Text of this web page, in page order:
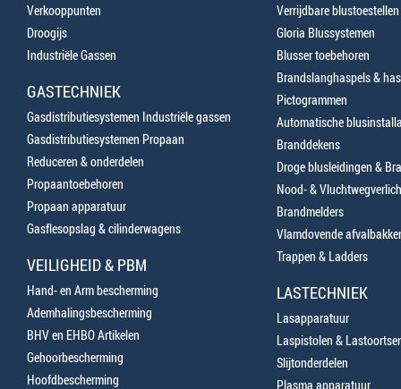
Verkooppunten
Droogijs
Industriële Gassen
GASTECHNIEK
Gasdistributiesystemen Industriële gassen
Gasdistributiesystemen Propaan
Reduceren & onderdelen
Propaantoebehoren
Propaan apparatuur
Gasflesopslag & cilinderwagens
VEILIGHEID & PBM
Hand- en Arm bescherming
Ademhalingsbescherming
BHV en EHBO Artikelen
Gehoorbescherming
Hoofdbescherming
Verrijdbare blustoestellen
Gloria Blussystemen
Blusser toebehoren
Brandslanghaspels &
Pictogrammen
Automatische
Branddekens
Droge blusleidingen &
Nood- &
Brandmelders
Vlamdovende
Trappen & Ladders
LASTECHNIEK
Lasapparatuur
Laspistolen &
Slijtonderdelen
Plasma apparatuur